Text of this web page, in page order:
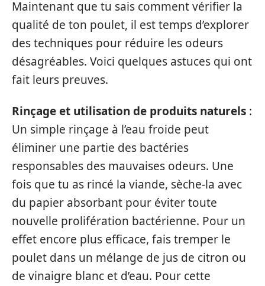
Maintenant que tu sais comment vérifier la
qualité de ton poulet, il est temps d’explorer
des techniques pour réduire les odeurs
désagréables. Voici quelques astuces qui ont
fait leurs preuves.
Rinçage et utilisation de produits naturels :
Un simple rinçage à l’eau froide peut
éliminer une partie des bactéries
responsables des mauvaises odeurs. Une
fois que tu as rincé la viande, sèche-la avec
du papier absorbant pour éviter toute
nouvelle prolifération bactérienne. Pour un
effet encore plus efficace, fais tremper le
poulet dans un mélange de jus de citron ou
de vinaigre blanc et d’eau. Pour cette